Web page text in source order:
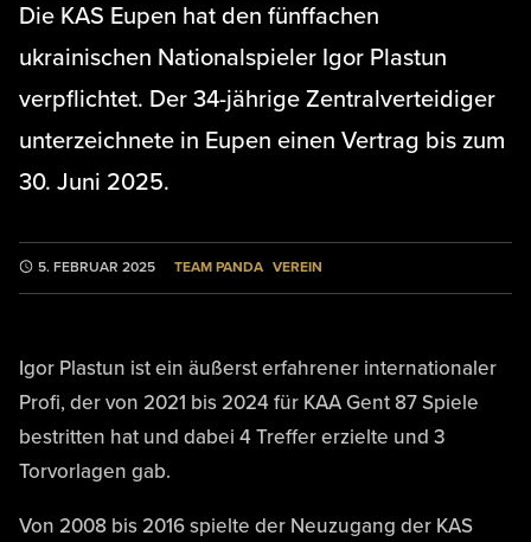
Die KAS Eupen hat den fünffachen
ukrainischen Nationalspieler Igor Plastun
verpflichtet. Der 34-jährige Zentralverteidiger
unterzeichnete in Eupen einen Vertrag bis zum
30. Juni 2025.
5. FEBRUAR 2025 TEAM PANDA VEREIN
Igor Plastun ist ein äußerst erfahrener internationaler
Profi, der von 2021 bis 2024 für KAA Gent 87 Spiele
bestritten hat und dabei 4 Treffer erzielte und 3
Torvorlagen gab.
Von 2008 bis 2016 spielte der Neuzugang der KAS